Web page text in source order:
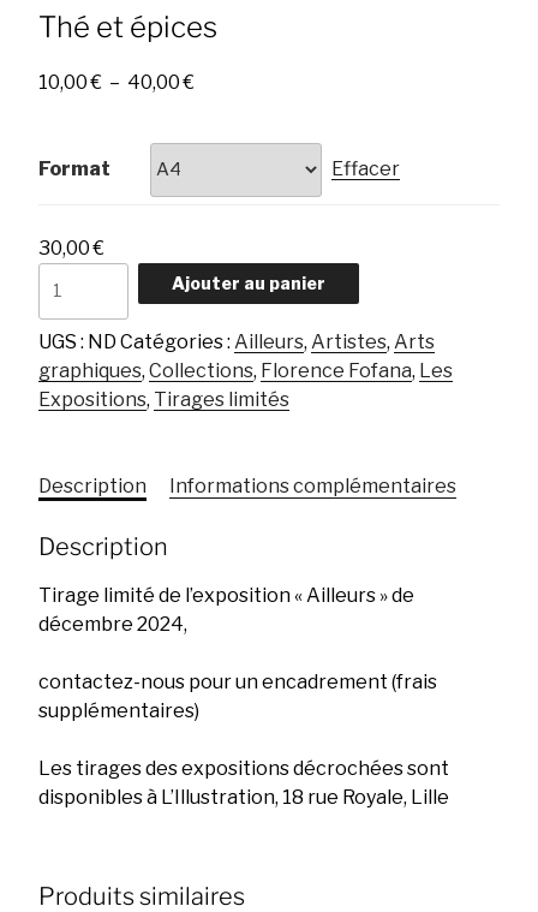
Thé et épices
10,00€ – 40,00€
prix :
à
Format Effacer
30,00€
de
Thé
et
épices
Ajouter au panier
UGS : ND Catégories : Ailleurs, Artistes, Arts
graphiques, Collections, Florence Fofana, Les
Expositions, Tirages limités
Description Informations complémentaires
Description
Tirage limité de l’exposition « Ailleurs » de
décembre 2024,
contactez-nous pour un encadrement (frais
supplémentaires)
Les tirages des expositions décrochées sont
disponibles à L’Illustration, 18 rue Royale, Lille
Produits similaires